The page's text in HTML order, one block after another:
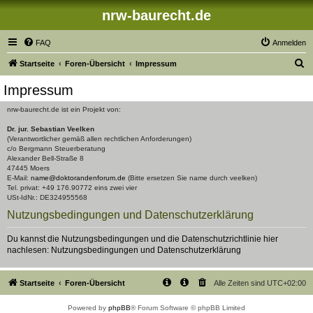
nrw-baurecht.de
FAQ Anmelden
Startseite Foren-Übersicht Impressum
Impressum
nrw-baurecht.de ist ein Projekt von:
Dr. jur. Sebastian Veelken
(Verantwortlicher gemäß allen rechtlichen Anforderungen)
c/o Bergmann Steuerberatung
Alexander Bell-Straße 8
47445 Moers
E-Mail: name@doktorandenforum.de (Bitte ersetzen Sie name durch veelken)
Tel. privat: +49 176.90772 eins zwei vier
USt-IdNr.: DE324955568
Nutzungsbedingungen und Datenschutzerklärung
Du kannst die Nutzungsbedingungen und die Datenschutzrichtlinie hier
nachlesen: Nutzungsbedingungen und Datenschutzerklärung
Startseite Foren-Übersicht Alle Zeiten sind UTC+02:00
Powered by phpBB® Forum Software © phpBB Limited